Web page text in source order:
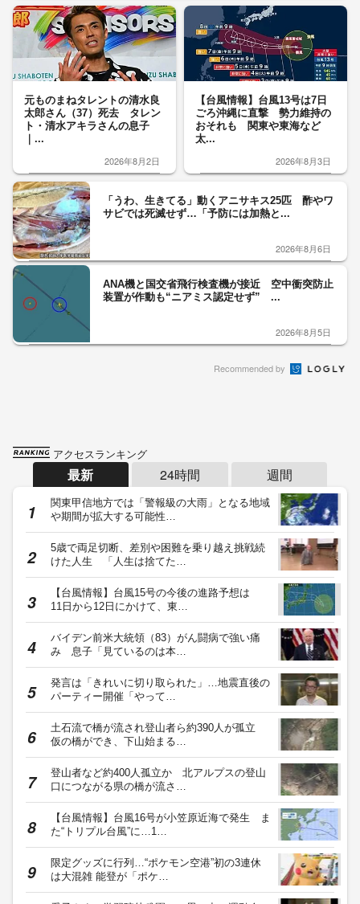
元ものまねタレントの清水良
太郎さん（37）死去 タレン
ト・清水アキラさんの息子
｜...
2026年8月2日
【台風情報】台風13号は7日
ごろ沖縄に直撃 勢力維持の
おそれも 関東や東海など
太...
2026年8月3日
「うわ、生きてる」動くアニサキス25匹 酢やワ
サビでは死滅せず…「予防には加熱と...
2026年8月6日
ANA機と国交省飛行検査機が接近 空中衝突防止
装置が作動も“ニアミス認定せず” ...
2026年8月5日
Recommended by
アクセスランキング
最新 24時間 週間
関東甲信地方では「警報級の大雨」となる地域
や期間が拡大する可能性…
5歳で両足切断、差別や困難を乗り越え挑戦続
けた人生 「人生は捨てた…
【台風情報】台風15号の今後の進路予想は
11日から12日にかけて、東…
バイデン前米大統領（83）がん闘病で強い痛
み 息子「見ているのは本…
発言は「きれいに切り取られた」…地震直後の
パーティー開催「やって…
土石流で橋が流され登山者ら約390人が孤立
仮の橋ができ、下山始まる…
登山者など約400人孤立か 北アルプスの登山
口につながる県の橋が流さ…
【台風情報】台風16号が小笠原近海で発生 ま
た“トリプル台風”に…1…
限定グッズに行列…“ポケモン空港”初の3連休
は大混雑 能登が「ポケ…